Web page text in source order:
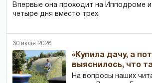
Впервые она проходит на Ипподроме
четыре дня вместо трех.
30 июля 2026
«Купила дачу, а
выяснилось, что
На вопросы наших